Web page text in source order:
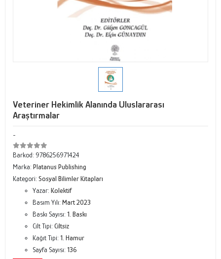
Veteriner Hekimlik Alanında Uluslararası
Araştırmalar
-
Barkod: 9786256971424
Marka: Platanus Publishing
Kategori: Sosyal Bilimler Kitapları
Yazar: Kolektif
Basım Yılı: Mart 2023
Baskı Sayısı: 1. Baskı
Cilt Tipi: Ciltsiz
Kağıt Tipi: 1. Hamur
Sayfa Sayısı: 136